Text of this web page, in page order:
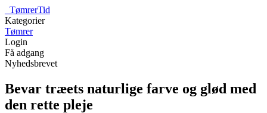
TømrerTid
Kategorier
Tømrer
Login
Få adgang
Nyhedsbrevet
Bevar træets naturlige farve og glød med
den rette pleje